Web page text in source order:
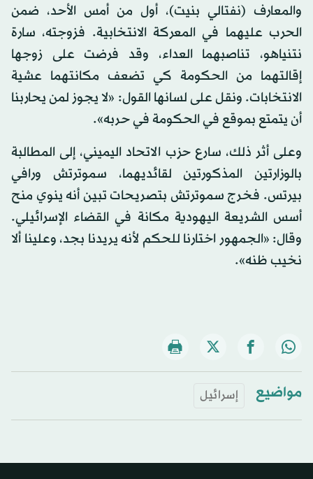
والمعارف (نفتالي بنيت)، أول من أمس الأحد، ضمن
الحرب عليهما في المعركة الانتخابية. فزوجته، سارة
نتنياهو، تناصبهما العداء، وقد فرضت على زوجها
إقالتهما من الحكومة كي تضعف مكانتهما عشية
الانتخابات. ونقل على لسانها القول: «لا يجوز لمن يحاربنا
أن يتمتع بموقع في الحكومة في حربه».
وعلى أثر ذلك، سارع حزب الاتحاد اليميني، إلى المطالبة
بالوزارتين المذكورتين لقائديهما، سموترتش ورافي
بيرتس. فخرج سموترتش بتصريحات تبين أنه ينوي منح
أسس الشريعة اليهودية مكانة في القضاء الإسرائيلي.
وقال: «الجمهور اختارنا للحكم لأنه يريدنا بجد، وعلينا ألا
نخيب ظنه».
مواضيع إسرائيل